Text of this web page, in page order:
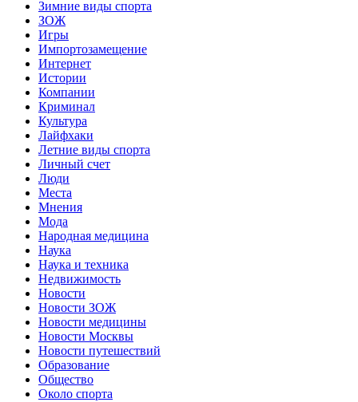
Зимние виды спорта
ЗОЖ
Игры
Импортозамещение
Интернет
Истории
Компании
Криминал
Культура
Лайфхаки
Летние виды спорта
Личный счет
Люди
Места
Мнения
Мода
Народная медицина
Наука
Наука и техника
Недвижимость
Новости
Новости ЗОЖ
Новости медицины
Новости Москвы
Новости путешествий
Образование
Общество
Около спорта